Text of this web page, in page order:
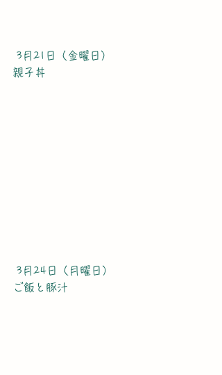
3月21日（金曜日）
親子丼
3月24日（月曜日）
ご飯と豚汁